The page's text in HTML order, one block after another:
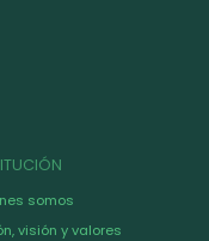
somos
visión y valores